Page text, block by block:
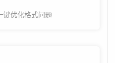
键优化格式问题